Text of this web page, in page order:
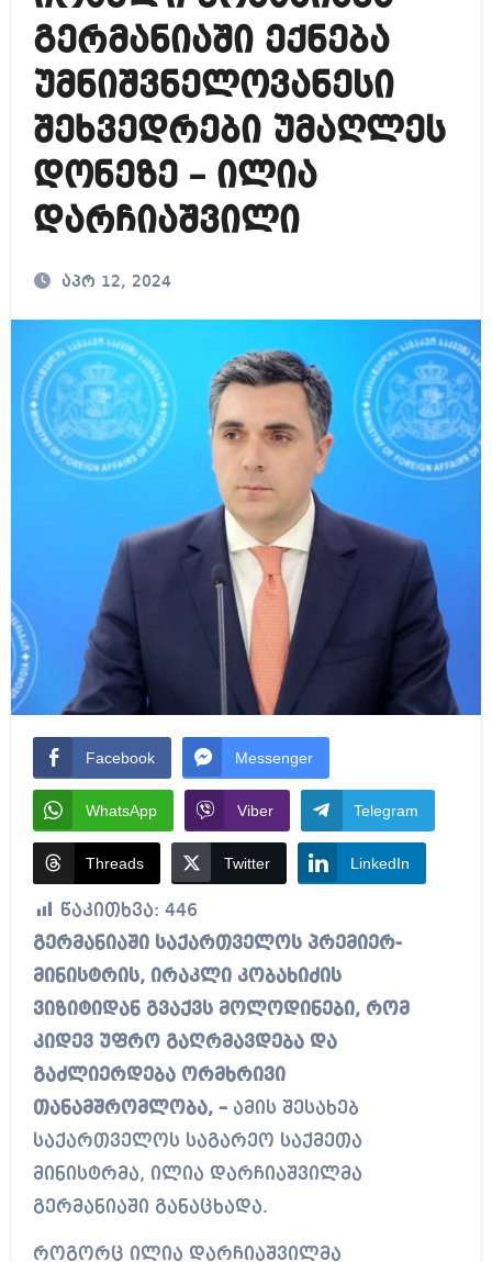
გერმანიაში ექნება
უმნიშვნელოვანესი
შეხვედრები უმაღლეს
დონეზე – ილია
დარჩიაშვილი
აპრ 12, 2024
Facebook Messenger
WhatsApp Viber Telegram
Threads Twitter LinkedIn
წაკითხვა: 446
გერმანიაში საქართველოს პრემიერ-
მინისტრის, ირაკლი კობახიძის
ვიზიტიდან გვაქვს მოლოდინები, რომ
კიდევ უფრო გაღრმავდება და
გაძლიერდება ორმხრივი
თანამშრომლობა, –ამის შესახებ
საქართველოს საგარეო საქმეთა
მინისტრმა, ილია დარჩიაშვილმა
გერმანიაში განაცხადა.
როგორც ილია დარჩიაშვილმა